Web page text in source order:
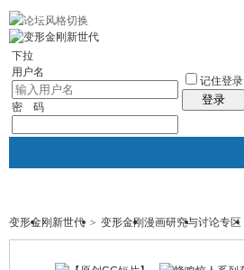
下拉
用户名
密 码
记住登录
登录
门户 论坛 图酷 资讯
变形金刚新世代 > 变形金刚漫画研究与讨论专区